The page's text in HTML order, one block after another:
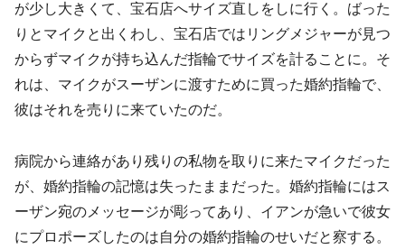
が少し大きくて、宝石店へサイズ直しをしに行く。ばった
りとマイクと出くわし、宝石店ではリングメジャーが見つ
からずマイクが持ち込んだ指輪でサイズを計ることに。そ
れは、マイクがスーザンに渡すために買った婚約指輪で、
彼はそれを売りに来ていたのだ。
病院から連絡があり残りの私物を取りに来たマイクだった
が、婚約指輪の記憶は失ったままだった。婚約指輪にはス
ーザン宛のメッセージが彫ってあり、イアンが急いで彼女
にプロポーズしたのは自分の婚約指輪のせいだと察する。